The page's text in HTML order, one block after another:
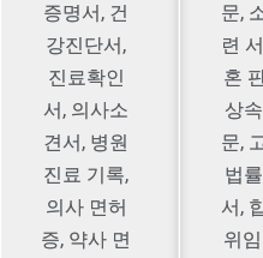
증명서, 건
강진단서,
진료확인
서, 의사소
견서, 병원
진료 기록,
의사 면허
증, 약사 면
문,
련
혼
상
문,
법
서,
위